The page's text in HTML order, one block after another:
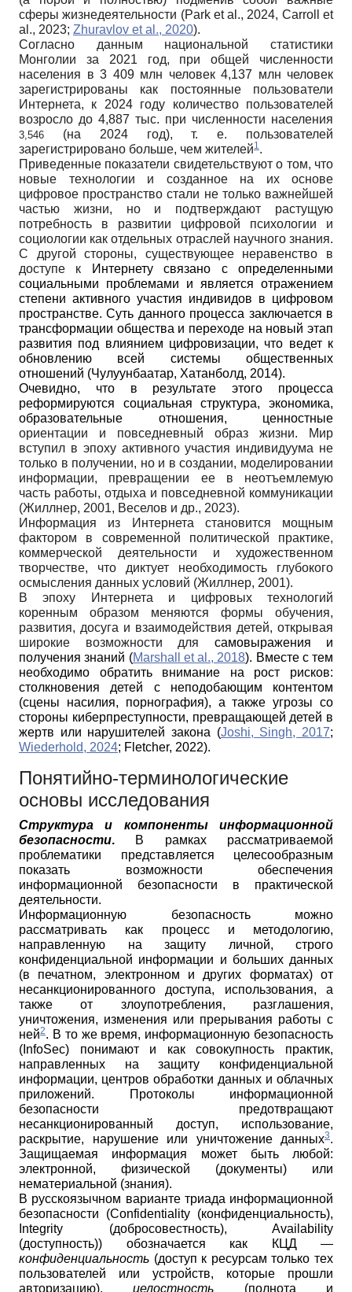
сферы жизнедеятельности (Park et al., 2024, Carroll et
al., 2023; Zhuravlov et al., 2020).
Согласно данным национальной статистики
Монголии за 2021 год, при общей численности
населения в 3 409 млн человек 4,137 млн человек
зарегистрированы как постоянные пользователи
Интернета, к 2024 году количество пользователей
возросло до 4,887 тыс. при численности населения
3,546 (на 2024 год), т. е. пользователей
зарегистрировано больше, чем жителей1 .
Приведенные показатели свидетельствуют о том, что
новые технологии и созданное на их основе
цифровое пространство стали не только важнейшей
частью жизни, но и подтверждают растущую
потребность в развитии цифровой психологии и
социологии как отдельных отраслей научного знания.
С другой стороны, существующее неравенство в
доступе к
Интернету связано с определенными
социальными проблемами и является отражением
степени активного участия индивидов в цифровом
пространстве. Суть данного процесса заключается в
трансформации общества и переходе на новый этап
развития под влиянием цифровизации, что ведет к
обновлению всей системы общественных
отношений (Чулуунбаатар, Хатанболд, 2014).
Очевидно, что в результате этого процесса
реформируются социальная структура, экономика,
образовательные отношения, ценностные
ориентации и повседневный образ жизни. Мир
вступил в эпоху активного участия индивидуума не
только в получении, но и в создании, моделировании
информации, превращении ее в неотъемлемую
часть работы, отдыха и повседневной коммуникации
(Жиллнер, 2001, Веселов и др., 2023).
Информация из Интернета становится мощным
фактором в современной политической практике,
коммерческой деятельности и художественном
творчестве, что диктует необходимость глубокого
осмысления данных условий (Жиллнер, 2001).
В эпоху Интернета и цифровых технологий
коренным образом меняются формы обучения,
развития, досуга и взаимодействия детей, открывая
широкие возможности для самовыражения и
получения знаний (Marshall et al., 2018). Вместе с тем
необходимо обратить внимание на рост рисков:
столкновения детей с неподобающим контентом
(сцены насилия, порнография), а также угрозы со
стороны киберпреступности, превращающей детей в
жертв или нарушителей закона (Joshi, Singh, 2017;
Wiederhold, 2024; Fletcher, 2022).
Понятийно-терминологические
основы исследования
Структура и компоненты информационной
безопасности. В рамках рассматриваемой
проблематики представляется целесообразным
показать возможности обеспечения
информационной безопасности в практической
деятельности.
Информационную безопасность можно
рассматривать как процесс и методологию,
направленную на защиту личной, строго
конфиденциальной информации и больших данных
(в печатном, электронном и других форматах) от
несанкционированного доступа, использования, а
также от злоупотребления, разглашения,
уничтожения, изменения или прерывания работы с
ней2. В то же время, информационную безопасность
(InfoSec) понимают и как совокупность практик,
направленных на защиту конфиденциальной
информации, центров обработки данных и облачных
приложений. Протоколы информационной
безопасности предотвращают
несанкционированный доступ, использование,
раскрытие, нарушение или уничтожение данных3.
Защищаемая информация может быть любой:
электронной, физической (документы) или
нематериальной (знания).
В русскоязычном варианте триада информационной
безопасности (Confidentiality (конфиденциальность),
Integrity (добросовестность), Availability
(доступность)) обозначается как КЦД —
конфиденциальность (доступ к ресурсам только тех
пользователей или устройств, которые прошли
авторизацию),целостность (полнота и